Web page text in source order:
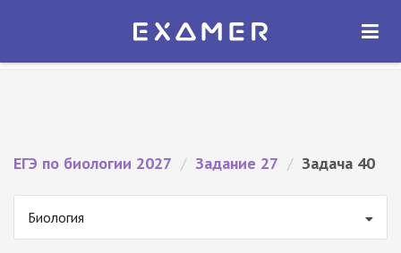
Экзамер — ЕГЭ 2027
ОТКРЫТЬ
ЕГЭ по биологии 2027 / Задание 27 / Задача 40
Биология